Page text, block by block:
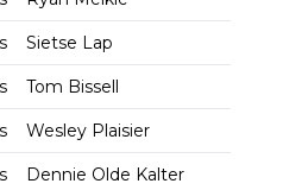
Sietse Lap
Tom Bissell
Wesley Plaisier
Dennie Olde Kalter